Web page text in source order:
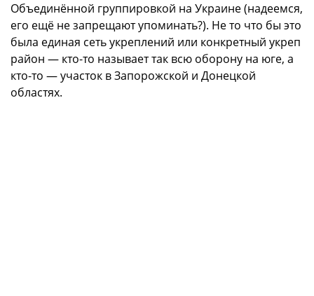
Объединённой группировкой на Украине (надеемся,
его ещё не запрещают упоминать?). Не то что бы это
была единая сеть укреплений или конкретный укреп
район — кто-то называет так всю оборону на юге, а
кто-то — участок в Запорожской и Донецкой
областях.